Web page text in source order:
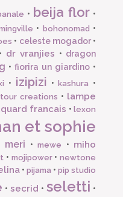
• beija flor •
• bohonomad •
• celeste mogador•
• dr vranjies • dragon
• fiorira un giardino•
• izipizi •kashura •
creations • lampe
francais •lexon
et sophie
meri •mewe • miho
• mojipower•newtone
• pijama • pip studio
•secrid •seletti •